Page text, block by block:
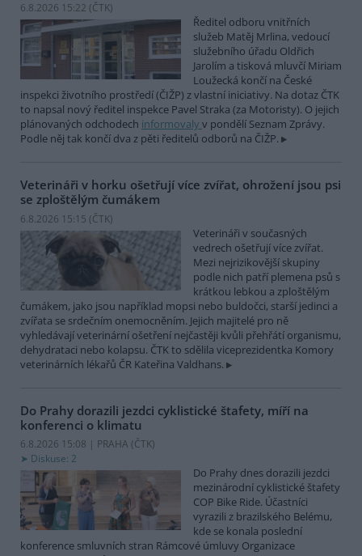
6.8.2026 15:22 (ČTK)
Ředitel odboru vnitřních
služeb Matěj Mrlina, vedoucí
služebního úřadu Oldřich
Jarolím a tisková mluvčí Miriam
Loužecká končí na České
inspekci životního prostředí (ČIŽP) z vlastní iniciativy. Na dotaz ČTK
to napsal nový ředitel inspekce Pavel Straka (za Motoristy). O jejich
plánovaných odchodech informovaly v pondělí Seznam Zprávy.
Podle něj tak končí dva z pěti ředitelů odborů na ČIŽP.
Veterináři v horku ošetřují více zvířat, ohrožení jsou psi
se zploštělým čumákem
6.8.2026 15:15 (ČTK)
Veterináři v současných
vedrech ošetřují více zvířat.
Mezi nejrizikovější skupiny
podle nich patří plemena psů s
krátkou lebkou a zploštělým
čumákem, jako jsou například mopsi nebo buldočci, starší jedinci a
zvířata se srdečním onemocněním. Jejich majitelé pro ně
vyhledávají veterinární ošetření nejčastěji kvůli přehřátí organismu,
dehydrataci nebo kolapsu. ČTK to sdělila viceprezidentka Komory
veterinárních lékařů ČR Kateřina Valdhans.
Do Prahy dorazili jezdci cyklistické štafety, míří na
konferenci o klimatu
6.8.2026 15:08 | PRAHA (ČTK)
Diskuse: 2
Do Prahy dnes dorazili jezdci
mezinárodní cyklistické štafety
COP Bike Ride. Účastníci
vyrazili z brazilského Belému,
kde se konala poslední
konference smluvních stran Rámcové úmluvy Organizace